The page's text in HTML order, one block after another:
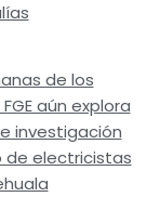
de los
aún explora
investigación
de electricistas